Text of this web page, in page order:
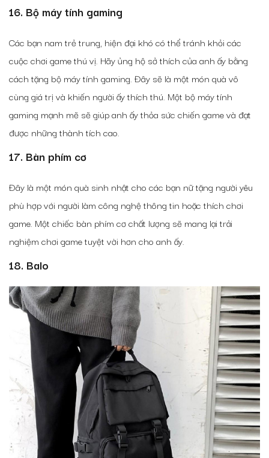
16. Bộ máy tính gaming
Các bạn nam trẻ trung, hiện đại khó có thể tránh khỏi các
cuộc chơi game thú vị. Hãy ủng hộ sở thích của anh ấy bằng
cách tặng bộ máy tính gaming. Đây sẽ là một món quà vô
cùng giá trị và khiến người ấy thích thú. Một bộ máy tính
gaming mạnh mẽ sẽ giúp anh ấy thỏa sức chiến game và đạt
được những thành tích cao.
17. Bàn phím cơ
Đây là một món quà sinh nhật cho các bạn nữ tặng người yêu
phù hợp với người làm công nghệ thông tin hoặc thích chơi
game. Một chiếc bàn phím cơ chất lượng sẽ mang lại trải
nghiệm chơi game tuyệt vời hơn cho anh ấy.
18. Balo